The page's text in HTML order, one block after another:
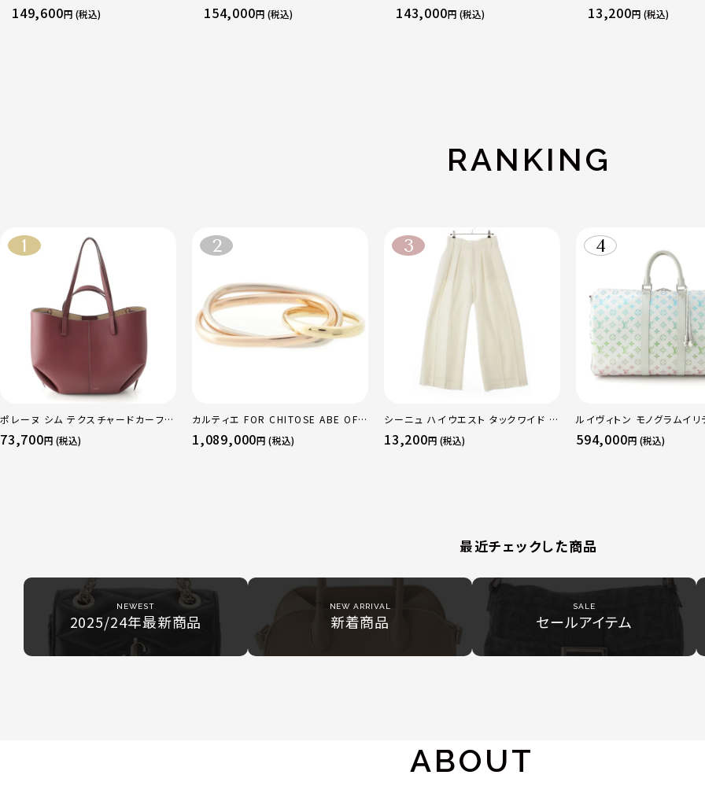
ー TRUCKER ライダースジャケット
アウター ブラック Ｍ
149,600円 (税込) 154,000円 (税込) 143,000円 (税込)
パンツ ボトムス オフホワ
13,200円 (税込)
RANKING
ポレーヌ シム テクスチャードカーフレ
ザー トートバッグ ダークチェリー レギ
ュラー
73,700円 (税込)
カルティエ FOR CHITOSE ABE OF
sacai サカイ 750 YG×PG×WG ト
リニティ リング 指輪 マルチカラー 50
1,089,000円 (税込)
シーニュ ハイウエスト タックワイド パ
ンツ ボトムス オフホワイト 0
13,200円 (税込)
ルイヴィトン モノグラムイリ
ーポルバンドリエール45 ボ
グ M13915 マルチカラー
594,000円 (税込)
最近チェックした商品
NEWEST
2025/24年最新商品
NEW ARRIVAL
新着商品
SALE
セールアイテム
ABOUT